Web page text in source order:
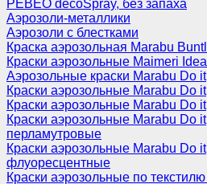
PEBEO decoSpray, без запаха
Аэрозоли-металлики
Аэрозоли с блестками
Краска аэрозольная Marabu
Краски аэрозольные Maimeri
Аэрозольные краски Marabu Do
Краски аэрозольные Marabu Do
Краски аэрозольные Marabu Do
Краски аэрозольные Marabu Do
перламутровые
Краски аэрозольные Marabu Do
флуоресцентные
Краски аэрозольные по